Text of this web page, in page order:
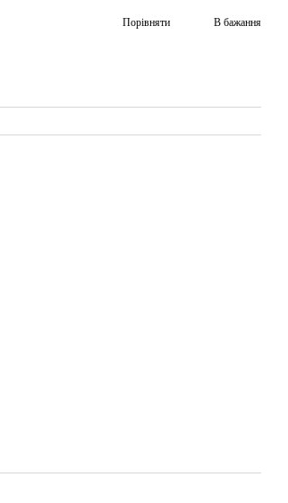
Порівняти В бажання